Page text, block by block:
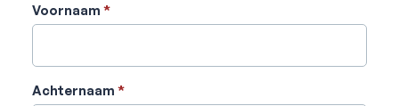
Voornaam *
Achternaam *